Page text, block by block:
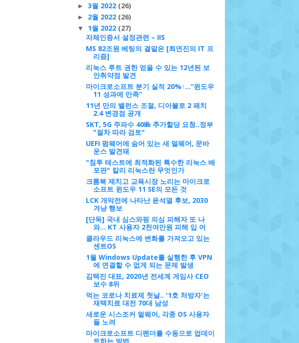
► 3월 2022 (26)
► 2월 2022 (26)
▼ 1월 2022 (27)
자체인증서 설정관련 – IIS
MS 82조원 베팅의 결말은 [최연진의 IT 프
리즘]
리눅스 루트 권한 얻을 수 있는 12년된 보
안취약점 발견
마이크로소프트 분기 실적 20%↑…“윈도우
11 성과에 만족”
11년 만의 밸런스 조절, 디아블로 2 패치
2.4 변경점 공개
SKT, 5G 주파수 40㎒ 추가할당 요청..정부
"절차 따라 검토"
UEFI 펌웨어에 숨어 있는 새 멀웨어, 문바
운스 발견돼
"침투 테스트에 최적화된 특수한 리눅스 배
포판" 칼리 리눅스란 무엇인가
크롬북 제치고 교육시장 노리는 마이크로
소프트 윈도우 11 SE의 모든 것
LCK 개막전에 나타난 윤석열 후보, 2030
겨냥 행보
[단독] 국내 심스와핑 의심 피해자 또 나
와... KT 사용자 2천여만원 피해 입 어
클라우드 리눅스에 변화를 가져오고 있는
센트OS
1월 Windows Update를 실행한 후 VPN
에 연결할 수 없게 되는 문제 발생
김택진 대표, 2020년 전세계 게임사 CEO
보수 8위
먹는 코로나 치료제 첫날.. '1호 처방자'는
재택치료 대전 70대 남성
새로운 시스조커 멀웨어, 각종 OS 사용자
들 노려
마이크로소프트 디펜더를 수동으로 업데이
트하는 방법